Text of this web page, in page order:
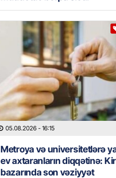
05.08.2026 - 16:15
Metroya və universitetlərə
ev axtaranların diqqətinə:
bazarında son vəziyyət